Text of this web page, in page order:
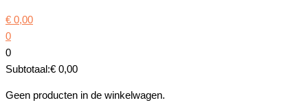
€ 0,00
0
0
Subtotaal:€ 0,00
Geen producten in de winkelwagen.